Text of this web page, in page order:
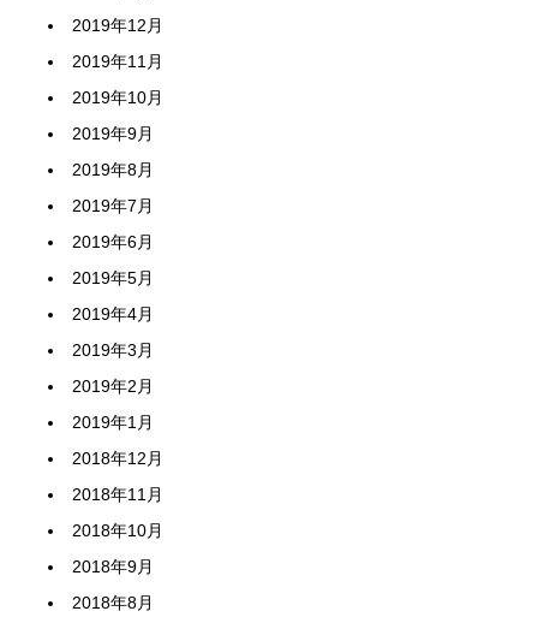
2019年12月
2019年11月
2019年10月
2019年9月
2019年8月
2019年7月
2019年6月
2019年5月
2019年4月
2019年3月
2019年2月
2019年1月
2018年12月
2018年11月
2018年10月
2018年9月
2018年8月